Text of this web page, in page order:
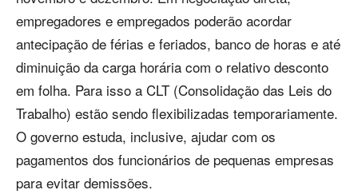
empregadores e empregados poderão acordar
antecipação de férias e feriados, banco de horas e até
diminuição da carga horária com o relativo desconto
em folha. Para isso a CLT (Consolidação das Leis do
Trabalho) estão sendo flexibilizadas temporariamente.
O governo estuda, inclusive, ajudar com os
pagamentos dos funcionários de pequenas empresas
para evitar demissões.